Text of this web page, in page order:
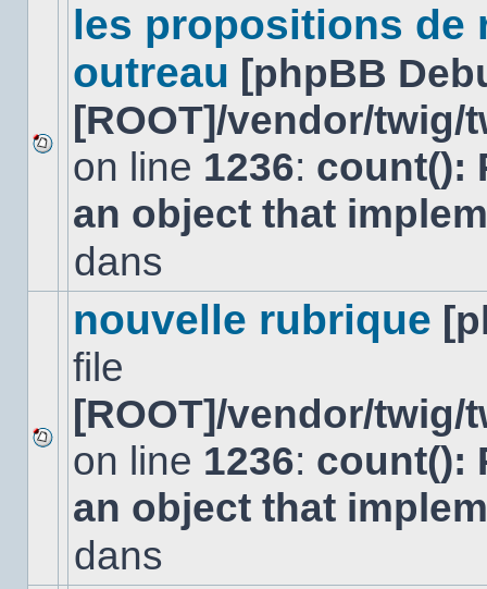
sujet.
Aucun
nouveau
message
non-
dans
les propositions de
outreau [phpBB
[ROOT]/vendor/
on line 1236: count():
an object that
dans
Aucun
nouveau
message
non-
dans
nouvelle rubrique
file
[ROOT]/vendor/
on line 1236: count():
an object that
dans